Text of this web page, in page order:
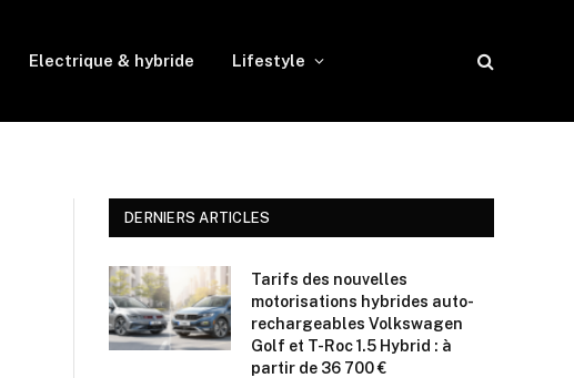
Electrique & hybride Lifestyle
DERNIERS ARTICLES
Tarifs des nouvelles
motorisations hybrides auto-
rechargeables Volkswagen
Golf et T-Roc 1.5 Hybrid : à
partir de 36 700 €